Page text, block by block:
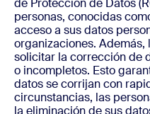
de Protección de Datos
personas, conocidas
acceso a sus datos
organizaciones.
solicitar la corrección de
o incompletos. Esto
datos se corrijan con
circunstancias, las
la eliminación de sus